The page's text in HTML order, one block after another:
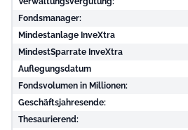
Fondsmanager:
Mindestanlage InveXtra
MindestSparrate InveXtra
Auflegungsdatum
Fondsvolumen in Millionen:
Geschäftsjahresende:
Thesaurierend: